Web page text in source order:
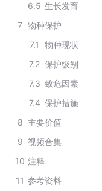
6.5 生长发育
7 物种保护
7.1
物种现状
7.2 保护级别
7.3 致危因素
7.4 保护措施
8 主要价值
9 视频合集
10 注释
11 参考资料